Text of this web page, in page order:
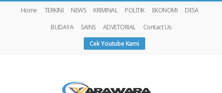
Home TERKINI NEWS KRIMINAL POLITIK EKONOMI
DESA
BUDAYA
SAINS ADVETORIAL
Contact Us
Cek Youtube Kami